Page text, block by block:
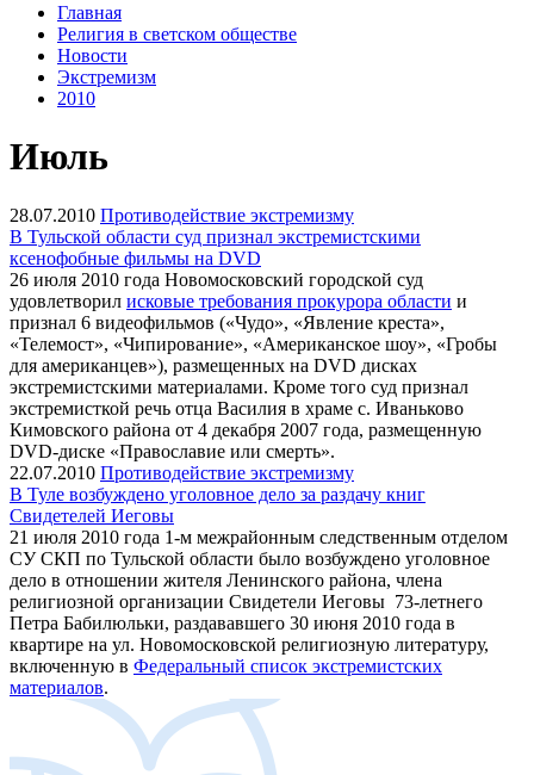
Главная
Религия в светском обществе
Новости
Экстремизм
2010
Июль
28.07.2010 Противодействие экстремизму
В Тульской области суд признал экстремистскими
ксенофобные фильмы на DVD
26 июля 2010 года Новомосковский городской суд
удовлетворил исковые требования прокурора области и
признал 6 видеофильмов («Чудо», «Явление креста»,
«Телемост», «Чипирование», «Американское шоу», «Гробы
для американцев»), размещенных на DVD дисках
экстремистскими материалами. Кроме того суд признал
экстремисткой речь отца Василия в храме с. Иваньково
Кимовского района от 4 декабря 2007 года, размещенную
DVD-диске «Православие или смерть».
22.07.2010 Противодействие экстремизму
В Туле возбуждено уголовное дело за раздачу книг
Свидетелей Иеговы
21 июля 2010 года 1-м межрайонным следственным отделом
СУ СКП по Тульской области было возбуждено уголовное
дело в отношении жителя Ленинского района, члена
религиозной организации Свидетели Иеговы 73-летнего
Петра Бабилюльки, раздававшего 30 июня 2010 года в
квартире на ул. Новомосковской религиозную литературу,
включенную в Федеральный список экстремистских
материалов.